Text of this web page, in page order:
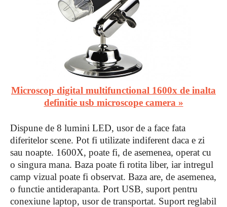
Microscop digital multifunctional 1600x de inalta
definitie usb microscope camera »
Dispune de 8 lumini LED, usor de a face fata
diferitelor scene. Pot fi utilizate indiferent daca e zi
sau noapte. 1600X, poate fi, de asemenea, operat cu
o singura mana. Baza poate fi rotita liber, iar intregul
camp vizual poate fi observat. Baza are, de asemenea,
o functie antiderapanta. Port USB, suport pentru
conexiune laptop, usor de transportat. Suport reglabil